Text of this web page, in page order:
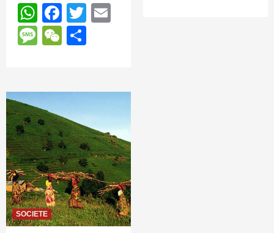
WhatsApp
Facebook
Twitter
Message
WeChat
SOCIETE